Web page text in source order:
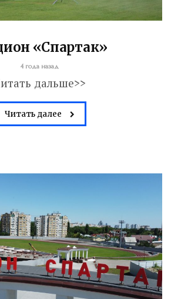
«Спартак»
4 года назад
дальше>>
Читать далее